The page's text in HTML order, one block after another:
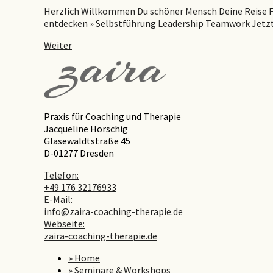
Herzlich Willkommen Du schöner Mensch Deine
entdecken » Selbstführung Leadership Teamwork
Weiter
Praxis für Coaching und Therapie
Jacqueline Horschig
Glasewaldtstraße 45
D-01277 Dresden
Telefon:
+49 176 32176933
E-Mail:
info@zaira-coaching-therapie.de
Webseite:
zaira-coaching-therapie.de
» Home
» Seminare & Workshops